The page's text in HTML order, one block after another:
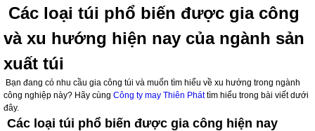
Các loại túi phổ biến được gia công
và xu hướng hiện nay của ngành sản
xuất túi
Bạn đang có nhu cầu gia công túi và muốn tìm hiểu về xu hướng trong ngành
công nghiệp này? Hãy cùng Công ty may Thiên Pháttìm hiểu trong bài viết dưới
đây.
Các loại túi phổ biến được gia công hiện nay